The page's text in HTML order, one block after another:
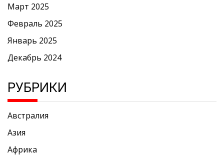
Март 2025
Февраль 2025
Январь 2025
Декабрь 2024
РУБРИКИ
Австралия
Азия
Африка